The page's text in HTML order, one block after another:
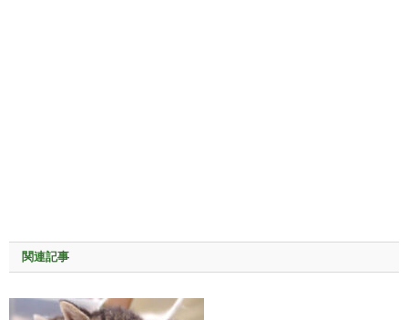
関連記事